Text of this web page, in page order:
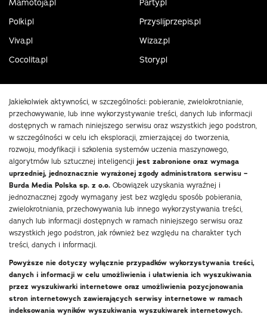
Mamotoja.pl
Party.pl
Polki.pl
Przyslijprzepis.pl
Viva.pl
Wizaz.pl
Cocolita.pl
Story.pl
Jakiekolwiek aktywności, w szczególności: pobieranie, zwielokrotnianie,
przechowywanie, lub inne wykorzystywanie treści, danych lub informacji
dostępnych w ramach niniejszego serwisu oraz wszystkich jego podstron,
w szczególności w celu ich eksploracji, zmierzającej do tworzenia,
rozwoju, modyfikacji i szkolenia systemów uczenia maszynowego,
algorytmów lub sztucznej inteligencji jest zabronione oraz wymaga
uprzedniej, jednoznacznie wyrażonej zgody administratora serwisu –
Burda Media Polska sp. z o.o. Obowiązek uzyskania wyraźnej i
jednoznacznej zgody wymagany jest bez względu sposób pobierania,
zwielokrotniania, przechowywania lub innego wykorzystywania treści,
danych lub informacji dostępnych w ramach niniejszego serwisu oraz
wszystkich jego podstron, jak również bez względu na charakter tych
treści, danych i informacji.
Powyższe nie dotyczy wyłącznie przypadków wykorzystywania treści,
danych i informacji w celu umożliwienia i ułatwienia ich wyszukiwania
przez wyszukiwarki internetowe oraz umożliwienia pozycjonowania
stron internetowych zawierających serwisy internetowe w ramach
indeksowania wyników wyszukiwania wyszukiwarek internetowych.